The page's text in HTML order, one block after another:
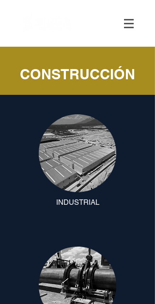
CONSTRUCCIÓN
INDUSTRIAL